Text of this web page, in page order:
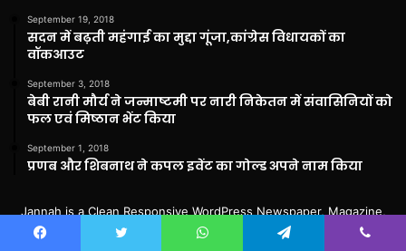
September 19, 2018
सदन में बढ़ती महंगाई का मुद्दा गूंजा,कांग्रेस विधायकों का
वॉकआउट
September 3, 2018
बेबी रानी मौर्य ने जन्माष्टमी पर नारी निकेतन में संवासिनियों को
फल एवं मिष्ठान भेंट किया
September 1, 2018
प्रणब और शिबनाथ ने कपल इवेंट का गोल्ड अपने नाम किया
Jannah is a Clean Responsive WordPress Newspaper, Magazine,
News and Blog theme. Packed with options that allow you to